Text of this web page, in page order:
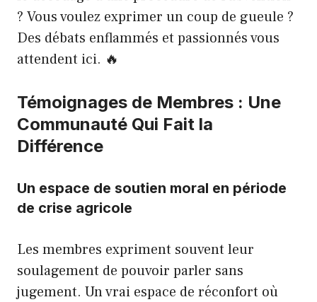
? Vous voulez exprimer un coup de gueule ?
Des débats enflammés et passionnés vous
attendent ici. 🔥
Témoignages de Membres : Une
Communauté Qui Fait la
Différence
Un espace de soutien moral en période
de crise agricole
Les membres expriment souvent leur
soulagement de pouvoir parler sans
jugement. Un vrai espace de réconfort où